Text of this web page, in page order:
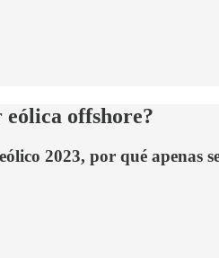
eólica offshore?
2023, por qué apenas